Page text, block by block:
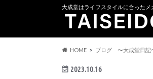
大成堂はライフスタイルに合ったメ
HOME ブログ 〜大成堂日記
2023.10.16